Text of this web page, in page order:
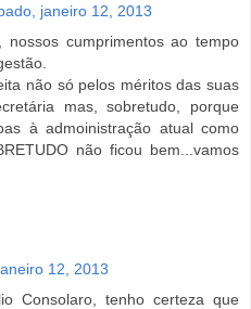
janeiro 12, 2013
nossos cumprimentos ao tempo
não só pelos méritos das suas
mas, sobretudo, porque
à admoinistração atual como
não ficou bem...vamos
12, 2013
Consolaro, tenho certeza que